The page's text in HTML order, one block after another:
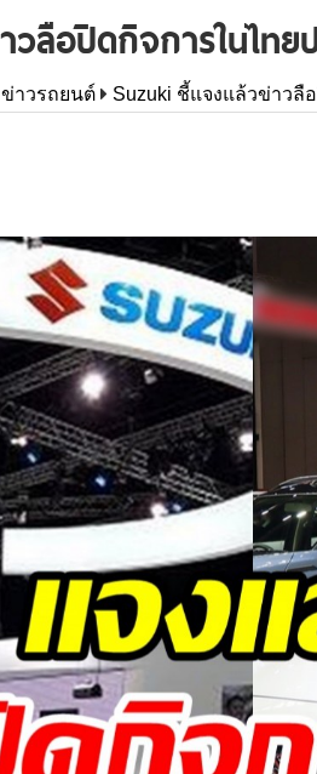
วลือปิดกิจการในไทย
ข่าวรถยนต์ Suzuki ชี้แจงแล้วข่าวลื